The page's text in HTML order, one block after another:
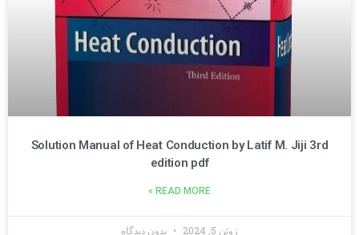
Solution Manual of Heat Conduction by Latif M. Jiji 3rd
edition pdf
READ MORE »
ژوئن 5, 2024 بدون دیدگاه